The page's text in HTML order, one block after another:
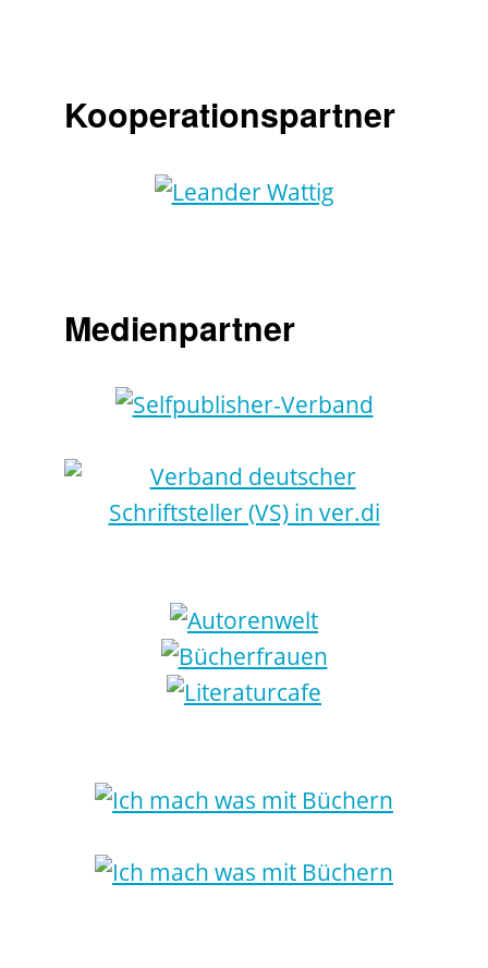
Kooperationspartner
Medienpartner